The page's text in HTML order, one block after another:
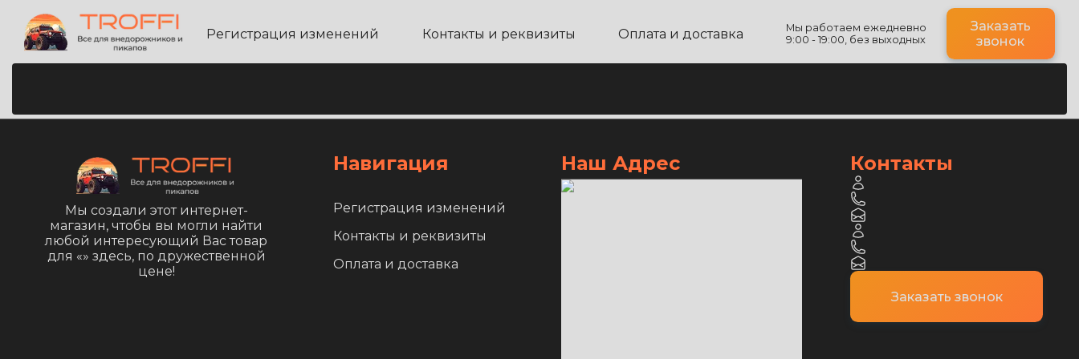
Регистрация изменений Контакты и реквизиты Оплата и доставка
Мы работаем ежедневно
9:00 - 19:00, без выходных
Заказать
звонок
Мы создали этот интернет-
магазин, чтобы вы могли найти
любой интересующий Вас товар
для «» здесь, по дружественной
цене!
Навигация
Регистрация изменений
Контакты и реквизиты
Оплата и доставка
Наш Адрес Контакты
Заказать звонок